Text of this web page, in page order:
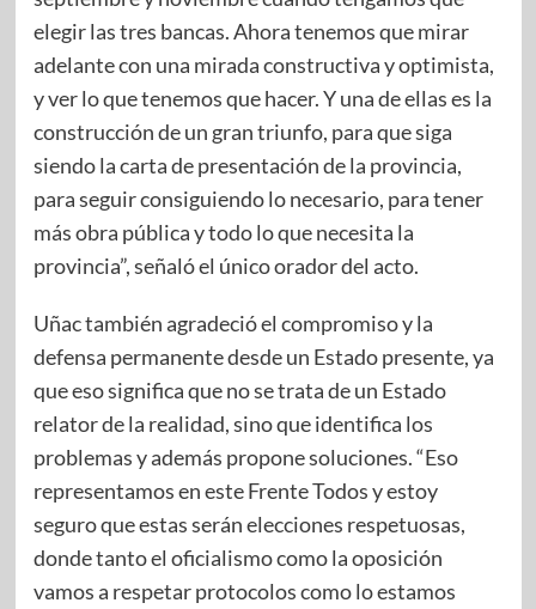
elegir las tres bancas. Ahora tenemos que mirar
adelante con una mirada constructiva y optimista,
y ver lo que tenemos que hacer. Y una de ellas es la
construcción de un gran triunfo, para que siga
siendo la carta de presentación de la provincia,
para seguir consiguiendo lo necesario, para tener
más obra pública y todo lo que necesita la
provincia”, señaló el único orador del acto.
Uñac también agradeció el compromiso y la
defensa permanente desde un Estado presente, ya
que eso significa que no se trata de un Estado
relator de la realidad, sino que identifica los
problemas y además propone soluciones. “Eso
representamos en este Frente Todos y estoy
seguro que estas serán elecciones respetuosas,
donde tanto el oficialismo como la oposición
vamos a respetar protocolos como lo estamos